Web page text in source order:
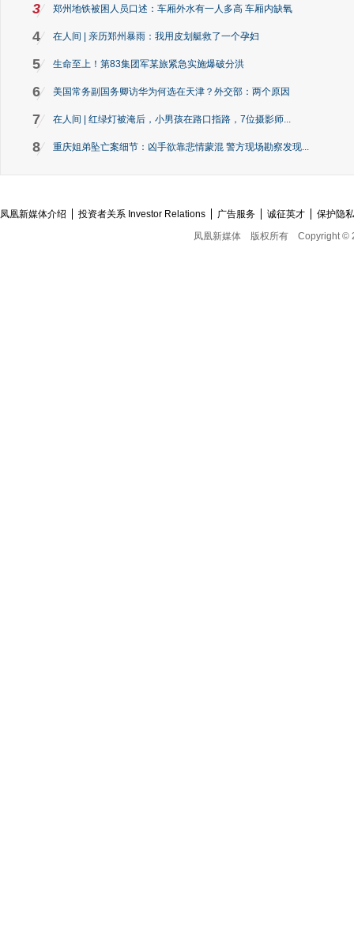
3 郑州地铁被困人员口述：车厢外水有一人多高 车厢内缺氧
4 在人间 | 亲历郑州暴雨：我用皮划艇救了一个孕妇
5 生命至上！第83集团军某旅紧急实施爆破分洪
6 美国常务副国务卿访华为何选在天津？外交部：两个原因
7 在人间 | 红绿灯被淹后，小男孩在路口指路，7位摄影师...
8 重庆姐弟坠亡案细节：凶手欲靠悲情蒙混 警方现场勘察发现...
凤凰新媒体介绍 投资者关系 Investor Relations 广告服务 诚征英才
保护隐
凤凰新媒体
版权所有 Copyright ©